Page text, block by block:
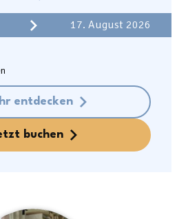
17. August 2026
Kosten der Unterkunft
Bettzeug
Endreinigung
Aufpreis Endreinigung
Hunde
entdecken
buchen